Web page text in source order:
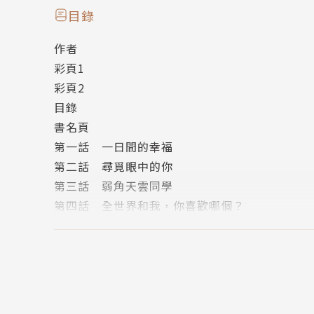
獨自期盼著、希冀著，那未來的美好願景……
樹先生，已有三十年未開花。
櫻花易謝，僅將最美好的畫面銘刻於回憶中，猶如
在最後的最後，少女帶著我重新來到樹下。
迎著漫天飛舞的花瓣，她也將宿願藏在了風聲中。
「樹先生，花開了呢。」
《在座寫輕小說的各位，全都有病06》，治癒登場
真正的治癒，正式展開！
作者簡介
目錄
作者
彩頁1
彩頁2
目錄
書名頁
第一話 一日間的幸福
第二話 尋覓眼中的你
第三話 弱角天雲同學
第四話 全世界和我，你喜歡哪個？